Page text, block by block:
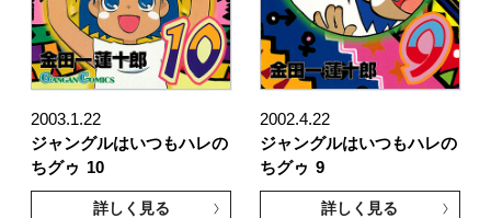
2003.1.22
ジャングルはいつもハレの
ちグゥ 10
詳しく見る
2002.4.22
ジャングルはいつもハレの
ちグゥ 9
詳しく見る